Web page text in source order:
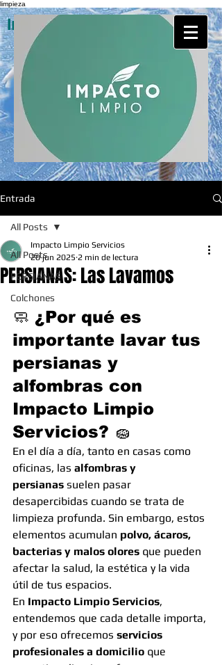
limpieza
Impacto Limpio Servicios
Entrada
All Posts
PERSIANAS
Colchones
All Posts
PERSIANAS: Las Lavamos
Impacto Limpio Servicios
20 jun 2025 2 min de lectura
🧼 ¿Por qué es
importante lavar tus
persianas y
alfombras con
Impacto Limpio
Servicios? 🧽
En el día a día, tanto en casas como
oficinas, las alfombras y
persianas suelen pasar
desapercibidas cuando se trata de
limpieza profunda. Sin embargo, estos
elementos acumulan polvo, ácaros,
bacterias y malos olores que pueden
afectar la salud, la estética y la vida
útil de tus espacios.
En Impacto Limpio Servicios,
entendemos que cada detalle importa,
y por eso ofrecemos servicios
profesionales a domicilio que